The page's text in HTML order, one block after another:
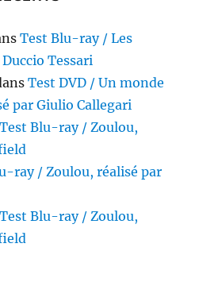
Test Blu-ray / Les
Tessari
Test DVD / Un monde
par Giulio Callegari
Test Blu-ray / Zoulou,
ray / Zoulou, réalisé par
Test Blu-ray / Zoulou,